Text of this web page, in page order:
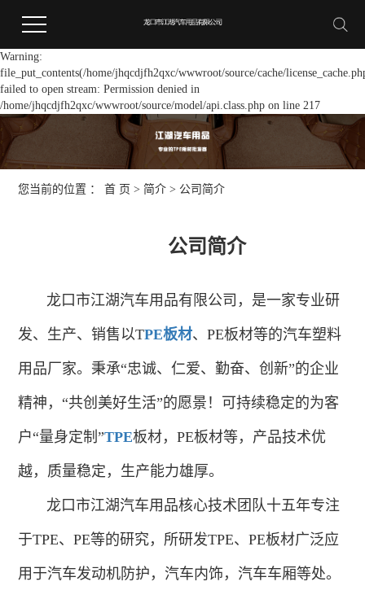
Warning:
file_put_contents(/home/jhqcdjfh2qxc/wwwroot/source/cache/
failed to open stream: Permission denied in
/home/jhqcdjfh2qxc/wwwroot/source/model/api.class.php on line 217
您当前的位置 ：首 页 >简介 > 公司简介
公司简介
龙口市江湖汽车用品有限公司，是一家专业研
发、生产、销售以TPE板材、PE板材等的汽车塑料
用品厂家。秉承“忠诚、仁爱、勤奋、创新”的企业
精神，“共创美好生活”的愿景！可持续稳定的为客
户“量身定制”TPE板材，PE板材等，产品技术优
越，质量稳定，生产能力雄厚。
龙口市江湖汽车用品核心技术团队十五年专注
于TPE、PE等的研究，所研发TPE、PE板材广泛应
用于汽车发动机防护，汽车内饰，汽车车厢等处。